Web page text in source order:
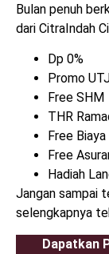
Bulan penuh
dari CitraIndah
Dp 0%
Promo
Free SHM
THR
Free
Free
Hadiah
Jangan sampai
selengkapnya
Dapatkan